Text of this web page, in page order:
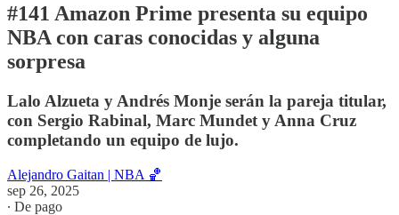
#141 Amazon Prime presenta su equipo
NBA con caras conocidas y alguna
sorpresa
Lalo Alzueta y Andrés Monje serán la pareja titular,
con Sergio Rabinal, Marc Mundet y Anna Cruz
completando un equipo de lujo.
Alejandro Gaitan | NBA 🏀
sep 26, 2025
∙ De pago